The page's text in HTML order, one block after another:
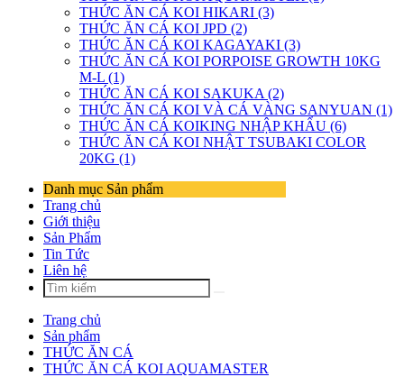
THỨC ĂN CÁ KOI HIKARI (3)
THỨC ĂN CÁ KOI JPD (2)
THỨC ĂN CÁ KOI KAGAYAKI (3)
THỨC ĂN CÁ KOI PORPOISE GROWTH 10KG
M-L (1)
THỨC ĂN CÁ KOI SAKUKA (2)
THỨC ĂN CÁ KOI VÀ CÁ VÀNG SANYUAN (1)
THỨC ĂN CÁ KOIKING NHẬP KHẨU (6)
THỨC ĂN CÁ KOI NHẬT TSUBAKI COLOR
20KG (1)
Danh mục Sản phẩm
Trang chủ
Giới thiệu
Sản Phẩm
Tin Tức
Liên hệ
Trang chủ
Sản phẩm
THỨC ĂN CÁ
THỨC ĂN CÁ KOI AQUAMASTER